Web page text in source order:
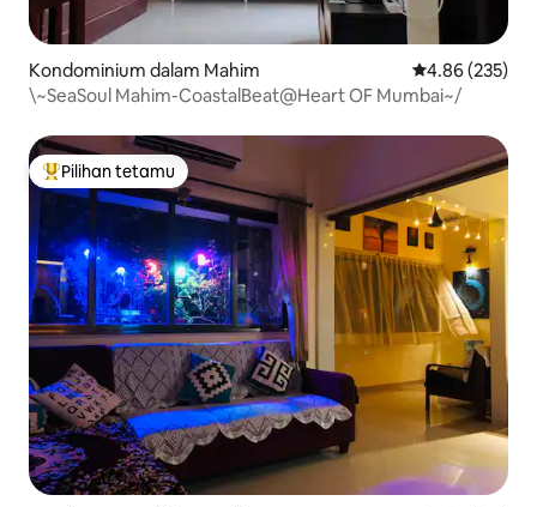
Kondominium dalam Mahim Penarafan
4.86 (235)
\~SeaSoul Mahim-CoastalBeat@Heart OF Mumbai~/
Pilihan utama tetamu
Pilihan tetamu